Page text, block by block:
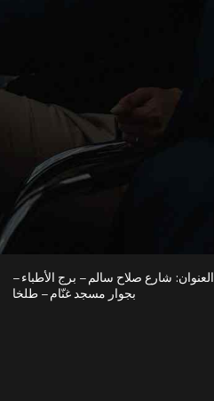
العنوان: شارع صلاح سالم – برج الأطباء –
بجوار مسجد غنّام – طلخا